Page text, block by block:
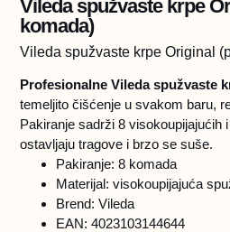
Vileda spužvaste krpe
komada)
Vileda spužvaste krpe Original
Profesionalne Vileda spužvaste
temeljito čišćenje u svakom baru,
Pakiranje sadrži 8 visokoupijajućih
ostavljaju tragove i brzo se suše.
Pakiranje: 8 komada
Materijal: visokoupijajuća
Brend: Vileda
EAN: 4023103144644